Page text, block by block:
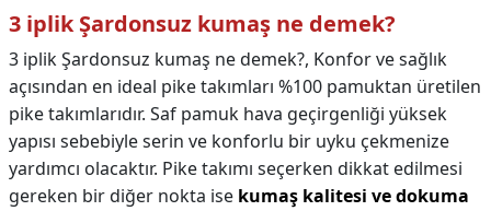
3 iplik Şardonsuz kumaş ne demek?
3 iplik Şardonsuz kumaş ne demek?, Konfor ve sağlık
açısından en ideal pike takımları %100 pamuktan üretilen
pike takımlarıdır. Saf pamuk hava geçirgenliği yüksek
yapısı sebebiyle serin ve konforlu bir uyku çekmenize
yardımcı olacaktır. Pike takımı seçerken dikkat edilmesi
gereken bir diğer nokta ise kumaş kalitesi ve dokuma